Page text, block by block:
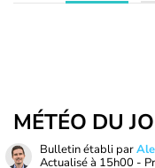
MÉTÉO DU
Bulletin établi par
Actualisé à 15h00 -